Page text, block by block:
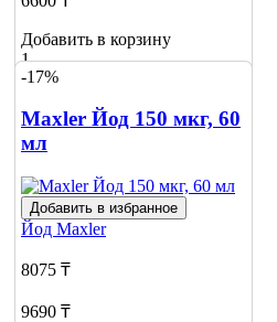
Добавить в корзину
1
-17%
Maxler Йод 150 мкг, 60
мл
Добавить в избранное
Йод Maxler
8075 ₸
9690 ₸